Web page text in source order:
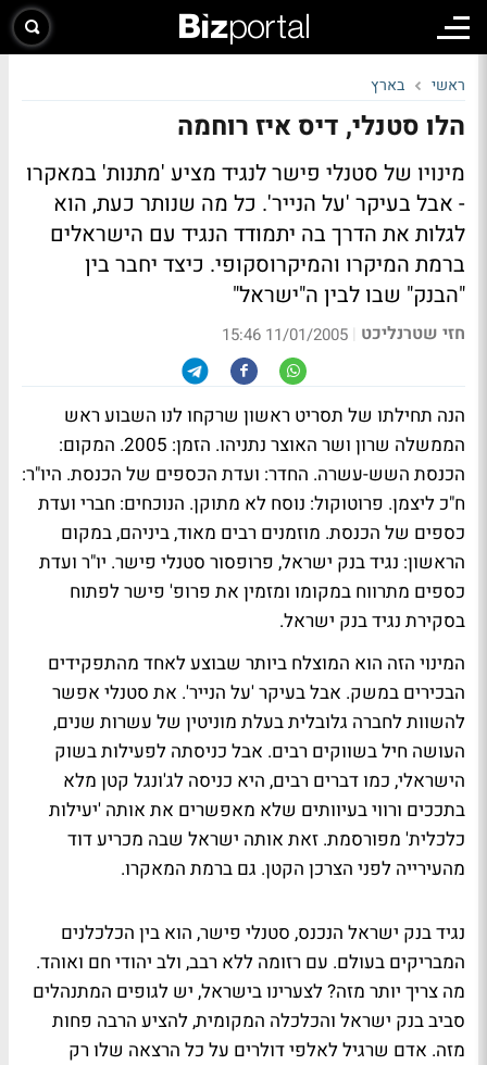
ראשי בארץ
הלו סטנלי, דיס איז רוחמה
מינויו של סטנלי פישר לנגיד מציע 'מתנות' במאקרו
- אבל בעיקר 'על הנייר'. כל מה שנותר כעת, הוא
לגלות את הדרך בה יתמודד הנגיד עם הישראלים
ברמת המיקרו והמיקרוסקופי. כיצד יחבר בין
"הבנק" שבו לבין ה"ישראל"
חזי שטרנליכט |
11/01/2005 15:46
הנה תחילתו של תסריט ראשון שרקחו לנו השבוע ראש
הממשלה שרון ושר האוצר נתניהו. הזמן: 2005. המקום:
הכנסת השש-עשרה. החדר: ועדת הכספים של הכנסת. היו"ר:
ח"כ ליצמן. פרוטוקול: נוסח לא מתוקן. הנוכחים: חברי ועדת
כספים של הכנסת. מוזמנים רבים מאוד, ביניהם, במקום
הראשון: נגיד בנק ישראל, פרופסור סטנלי פישר. יו"ר ועדת
כספים מתרווח במקומו ומזמין את פרופ' פישר לפתוח
בסקירת נגיד בנק ישראל.
המינוי הזה הוא המוצלח ביותר שבוצע לאחד מהתפקידים
הבכירים במשק. אבל בעיקר 'על הנייר'. את סטנלי אפשר
להשוות לחברה גלובלית בעלת מוניטין של עשרות שנים,
העושה חיל בשווקים רבים. אבל כניסתה לפעילות בשוק
הישראלי, כמו דברים רבים, היא כניסה לג'ונגל קטן מלא
בתככים ורווי בעיוותים שלא מאפשרים את אותה 'יעילות
כלכלית' מפורסמת. זאת אותה ישראל שבה מכריע דוד
מהעירייה לפני הצרכן הקטן. גם ברמת המאקרו.
נגיד בנק ישראל הנכנס, סטנלי פישר, הוא בין הכלכלנים
המבריקים בעולם. עם רזומה ללא רבב, ולב יהודי חם ואוהד.
מה צריך יותר מזה? לצערינו בישראל, יש לגופים המתנהלים
סביב בנק ישראל והכלכלה המקומית, להציע הרבה פחות
מזה. אדם שרגיל לאלפי דולרים על כל הרצאה שלו רק